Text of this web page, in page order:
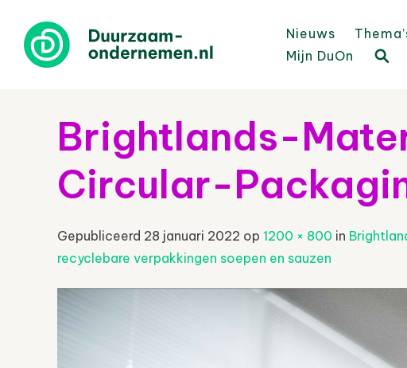
Nieuws
Mijn DuOn
Brightlands-
Circular-
Gepubliceerd 28 januari 2022 op 1200 × 800 in
recyclebare verpakkingen soepen en sauzen